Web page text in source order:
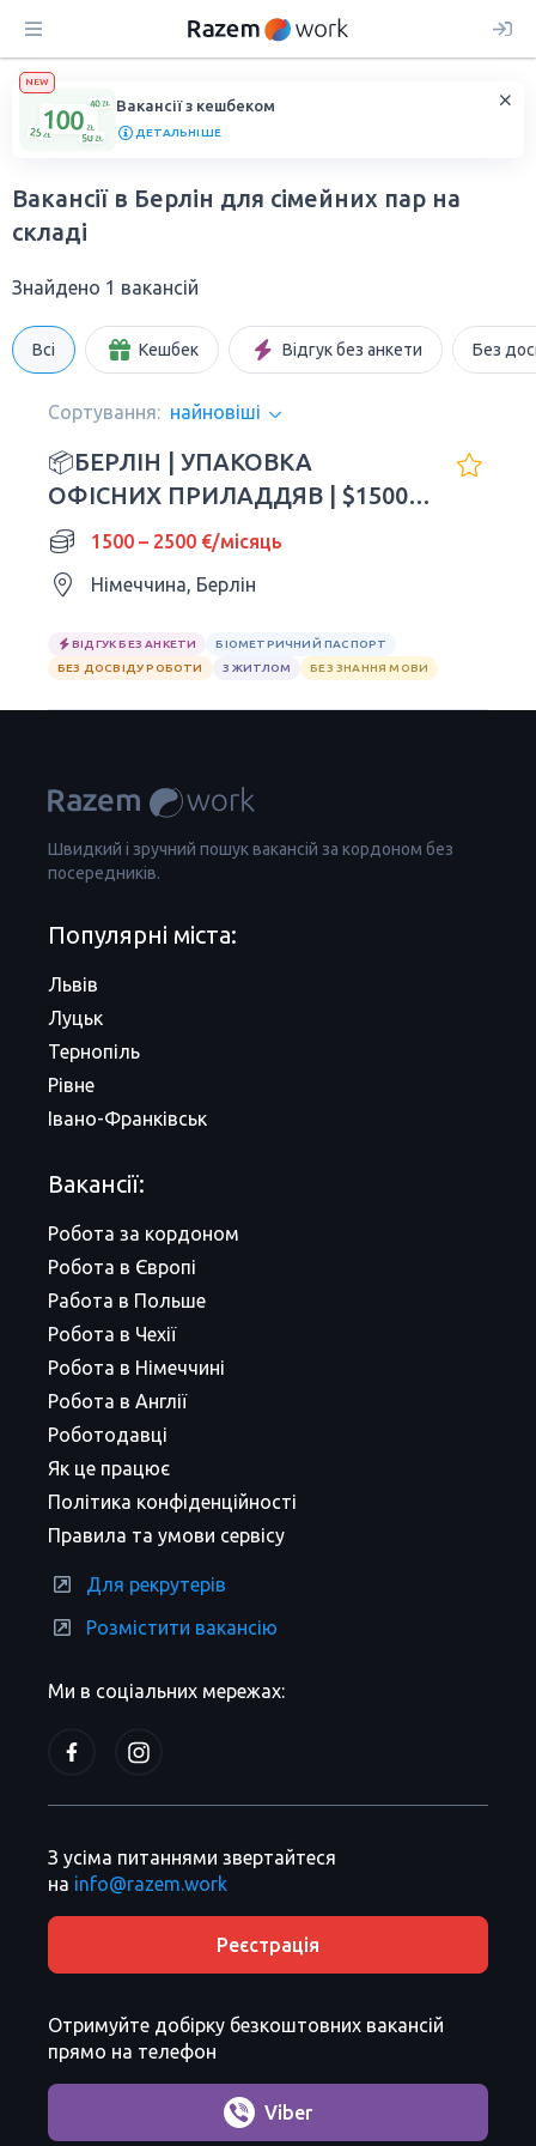
NEW
Вакансії з кешбеком
ДЕТАЛЬНІШЕ
Вакансії в Берлін для сімейних пар на
складі
Знайдено 1 вакансій
Всі Кешбек Відгук без анкети Без
Сортування: найновіші
📦БЕРЛІН | УПАКОВКА
ОФІСНИХ ПРИЛАДДЯВ | $1500–
25001500 – 2500 €/місяць
Німеччина, Берлін
ВІДГУК БЕЗ АНКЕТИ
БІОМЕТРИЧНИЙ ПАСПОРТ
БЕЗ ДОСВІДУ РОБОТИ
З ЖИТЛОМ БЕЗ ЗНАННЯ МОВИ
Швидкий і зручний пошук вакансій за кордоном без
посередників.
Ми в соціальних мережах:
Популярні міста:
Львів
Луцьк
Тернопіль
Рівне
Івано-Франківськ
Вакансії:
Робота за кордоном
Робота в Європі
Работа в Польше
Робота в Чехії
Робота в Німеччині
Робота в Англії
Роботодавці
Як це працює
Політика конфіденційності
Правила та умови сервісу
Для рекрутерів
Розмістити вакансію
З усіма питаннями звертайтеся
на info@razem.work
Реєстрація
Отримуйте добірку безкоштовних вакансій
прямо на телефон
Viber